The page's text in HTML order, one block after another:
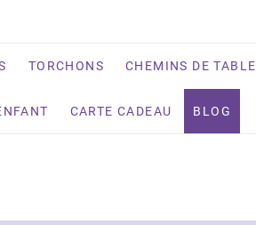
TORCHONS CHEMINS DE TABLE
CARTE CADEAU BLOG